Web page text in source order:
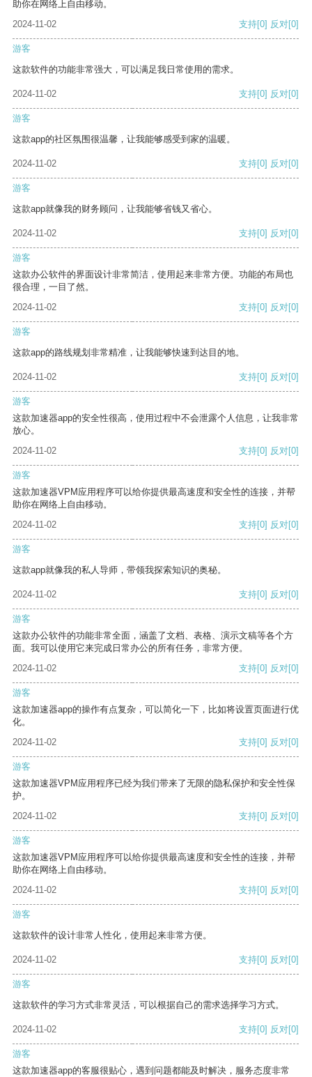
助你在网络上自由移动。
2024-11-02
支持[0] 反对[0]
游客
这款软件的功能非常强大，可以满足我日常使用的需求。
2024-11-02 支持[0] 反对[0]
游客
这款app的社区氛围很温馨，让我能够感受到家的温暖。
2024-11-02 支持[0] 反对[0]
游客
这款app就像我的财务顾问，让我能够省钱又省心。
2024-11-02 支持[0] 反对[0]
游客
这款办公软件的界面设计非常简洁，使用起来非常方便。功能的布局也
很合理，一目了然。
2024-11-02
支持[0] 反对[0]
游客
这款app的路线规划非常精准，让我能够快速到达目的地。
2024-11-02 支持[0] 反对[0]
游客
这款加速器app的安全性很高，使用过程中不会泄露个人信息，让我非常
放心。
2024-11-02
支持[0] 反对[0]
游客
这款加速器VPM应用程序可以给你提供最高速度和安全性的连接，并帮
助你在网络上自由移动。
2024-11-02
支持[0] 反对[0]
游客
这款app就像我的私人导师，带领我探索知识的奥秘。
2024-11-02 支持[0] 反对[0]
游客
这款办公软件的功能非常全面，涵盖了文档、表格、演示文稿等各个方
面。我可以使用它来完成日常办公的所有任务，非常方便。
2024-11-02
支持[0] 反对[0]
游客
这款加速器app的操作有点复杂，可以简化一下，比如将设置页面进行优
化。
2024-11-02
支持[0] 反对[0]
游客
这款加速器VPM应用程序已经为我们带来了无限的隐私保护和安全性保
护。
2024-11-02
支持[0] 反对[0]
游客
这款加速器VPM应用程序可以给你提供最高速度和安全性的连接，并帮
助你在网络上自由移动。
2024-11-02
支持[0] 反对[0]
游客
这款软件的设计非常人性化，使用起来非常方便。
2024-11-02 支持[0] 反对[0]
游客
这款软件的学习方式非常灵活，可以根据自己的需求选择学习方式。
2024-11-02 支持[0] 反对[0]
游客
这款加速器app的客服很贴心，遇到问题都能及时解决，服务态度非常